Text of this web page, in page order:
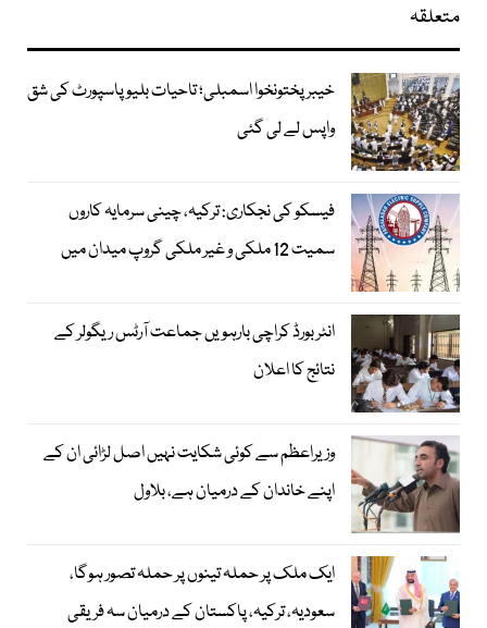
متعلقہ
خیبرپختونخوا اسمبلی؛ تاحیات بلیو پاسپورٹ کی شق
واپس لے لی گئی
فیسکو کی نجکاری: ترکیہ، چینی سرمایہ کاروں
سمیت 12 ملکی و غیر ملکی گروپ میدان میں
انٹر بورڈ کراچی بارہویں جماعت آرٹس ریگولر کے
نتائج کا اعلان
وزیراعظم سے کوئی شکایت نہیں اصل لڑائی ان کے
اپنے خاندان کے درمیان ہے، بلاول
ایک ملک پر حملہ تینوں پر حملہ تصور ہوگا،
سعودیہ، ترکیہ، پاکستان کے درمیان سہ فریقی